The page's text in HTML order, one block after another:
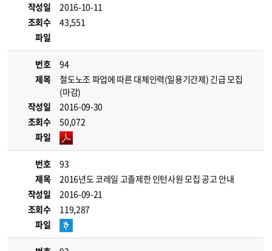
작성일
2016-10-11
조회수
43,551
파일
번호
94
제목
철도노조 파업에 따른 대체인력(일용기간제) 긴급 모집
(마감)
작성일
2016-09-30
조회수
50,072
파일
번호
93
제목
2016년도 코레일 고졸제한 인턴사원 모집 공고 안내
작성일
2016-09-21
조회수
119,287
파일